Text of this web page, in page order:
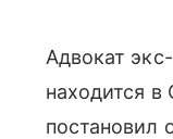
Адвокат
находится
постановил